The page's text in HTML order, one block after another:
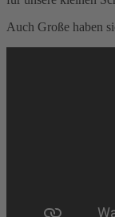
Auch Große haben